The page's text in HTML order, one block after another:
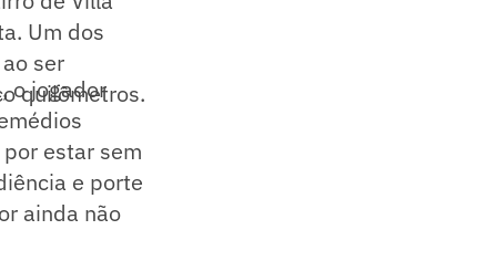
Um dos
ser
quilômetros.
o jogador
estar sem
e porte
ainda não